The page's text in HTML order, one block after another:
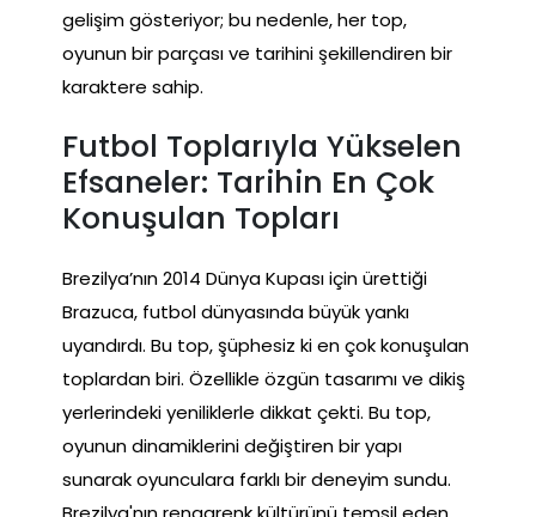
gelişim gösteriyor; bu nedenle, her top,
oyunun bir parçası ve tarihini şekillendiren bir
karaktere sahip.
Futbol Toplarıyla Yükselen
Efsaneler: Tarihin En Çok
Konuşulan Topları
Brezilya’nın 2014 Dünya Kupası için ürettiği
Brazuca, futbol dünyasında büyük yankı
uyandırdı. Bu top, şüphesiz ki en çok konuşulan
toplardan biri. Özellikle özgün tasarımı ve dikiş
yerlerindeki yeniliklerle dikkat çekti. Bu top,
oyunun dinamiklerini değiştiren bir yapı
sunarak oyunculara farklı bir deneyim sundu.